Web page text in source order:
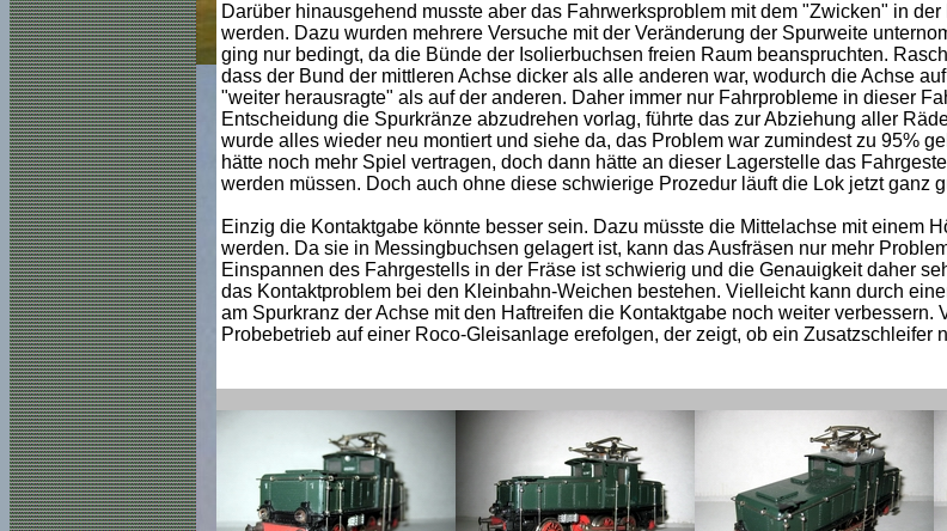
Darüber hinausgehend musste aber das Fahrwerksproblem mit dem "Zwicken" in
werden. Dazu wurden mehrere Versuche mit der Veränderung der Spurweite
ging nur bedingt, da die Bünde der Isolierbuchsen freien Raum beanspruchten.
dass der Bund der mittleren Achse dicker als alle anderen war, wodurch die Achse
"weiter herausragte" als auf der anderen. Daher immer nur Fahrprobleme in dieser
Entscheidung die Spurkränze abzudrehen vorlag, führte das zur Abziehung aller
wurde alles wieder neu montiert und siehe da, das Problem war zumindest zu 95%
hätte noch mehr Spiel vertragen, doch dann hätte an dieser Lagerstelle das
werden müssen. Doch auch ohne diese schwierige Prozedur läuft die Lok jetzt ganz
Einzig die Kontaktgabe könnte besser sein. Dazu müsste die Mittelachse mit einem
werden. Da sie in Messingbuchsen gelagert ist, kann das Ausfräsen nur mehr
Einspannen des Fahrgestells in der Fräse ist schwierig und die Genauigkeit daher
das Kontaktproblem bei den Kleinbahn-Weichen bestehen. Vielleicht kann durch
am Spurkranz der Achse mit den Haftreifen die Kontaktgabe noch weiter verbessern.
Probebetrieb auf einer Roco-Gleisanlage erefolgen, der zeigt, ob ein Zusatzschleifer